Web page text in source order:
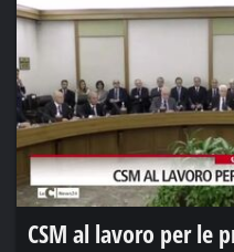
CSM al lavoro per le